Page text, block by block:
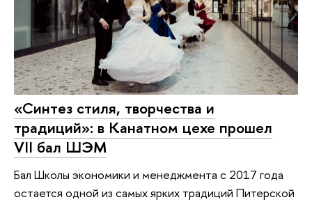
«Синтез стиля, творчества и
традиций»: в Канатном цехе прошел
VII бал ШЭМ
Бал Школы экономики и менеджмента с 2017 года
остается одной из самых ярких традиций Питерской